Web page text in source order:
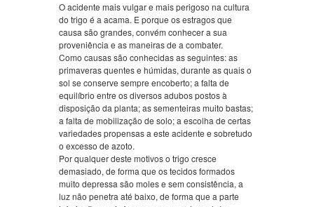
O acidente mais vulgar e mais perigoso na cultura
do trigo é a acama. E porque os estragos que
causa são grandes, convém conhecer a sua
proveniência e as maneiras de a combater.
Como causas são conhecidas as seguintes: as
primaveras quentes e húmidas, durante as quais o
sol se conserve sempre encoberto; a falta de
equilíbrio entre os diversos adubos postos à
disposição da planta; as sementeiras muito bastas;
a falta de mobilização de solo; a escolha de certas
variedades propensas a este acidente e sobretudo
o excesso de azoto.
Por qualquer deste motivos o trigo cresce
demasiado, de forma que os tecidos formados
muito depressa são moles e sem consistência, a
luz não penetra até baixo, de forma que a parte